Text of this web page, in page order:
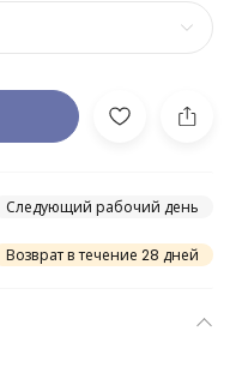
Следующий рабочий день
Возврат в течение 28 дней